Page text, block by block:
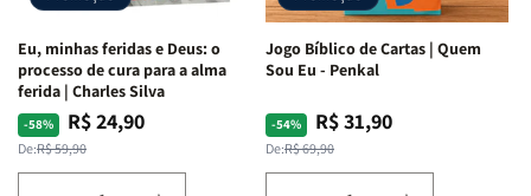
e
Espirituais
|
Estela
e
Espirituais
|
Eu, minhas feridas e Deus: o
processo de cura para a alma
ferida | Charles Silva
-58%
Preço
normal
De:R$ 59,90
Preço
promocional
R$ 24,90
Jogo Bíblico de Cartas | Quem
Sou Eu - Penkal
-54%
Preço
normal
De:R$ 69,90
Preço
promocional
R$ 31,90